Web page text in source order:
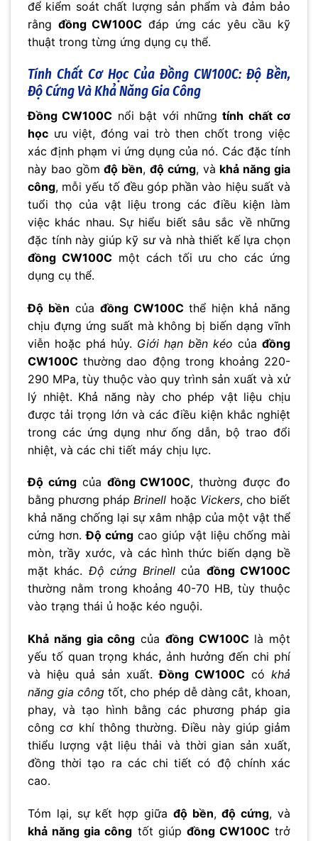
để kiểm soát chất lượng sản phẩm và đảm bảo
rằng đồng CW100C đáp ứng các yêu cầu kỹ
thuật trong từng ứng dụng cụ thể.
Tính Chất Cơ Học Của Đồng CW100C: Độ Bền,
Độ Cứng Và Khả Năng Gia Công
Đồng CW100C nổi bật với nhữngtính chất cơ
học ưu việt, đóng vai trò then chốt trong việc
xác định phạm vi ứng dụng của nó. Các đặc tính
này bao gồmđộ bền,độ cứng, và khả năng gia
công, mỗi yếu tố đều góp phần vào hiệu suất và
tuổi thọ của vật liệu trong các điều kiện làm
việc khác nhau. Sự hiểu biết sâu sắc về những
đặc tính này giúp kỹ sư và nhà thiết kế lựa chọn
đồng CW100Cmột cách tối ưu cho các ứng
dụng cụ thể.
Độ bền của đồng CW100Cthể hiện khả năng
chịu đựng ứng suất mà không bị biến dạng vĩnh
viễn hoặc phá hủy. Giới hạn bền kéo của đồng
CW100C thường dao động trong khoảng 220-
290 MPa, tùy thuộc vào quy trình sản xuất và xử
lý nhiệt. Khả năng này cho phép vật liệu chịu
được tải trọng lớn và các điều kiện khắc nghiệt
trong các ứng dụng như ống dẫn, bộ trao đổi
nhiệt, và các chi tiết máy chịu lực.
Độ cứngcủa đồng CW100C, thường được đo
bằng phương phápBrinell hoặc Vickers, cho biết
khả năng chống lại sự xâm nhập của một vật thể
cứng hơn.Độ cứng cao giúp vật liệu chống mài
mòn, trầy xước, và các hình thức biến dạng bề
mặt khác. Độ cứng Brinell của đồng CW100C
thường nằm trong khoảng 40-70 HB, tùy thuộc
vào trạng thái ủ hoặc kéo nguội.
Khả năng gia công của đồng CW100Clà một
yếu tố quan trọng khác, ảnh hưởng đến chi phí
và hiệu quả sản xuất.Đồng CW100C có khả
năng gia công tốt, cho phép dễ dàng cắt, khoan,
phay, và tạo hình bằng các phương pháp gia
công cơ khí thông thường. Điều này giúp giảm
thiểu lượng vật liệu thải và thời gian sản xuất,
đồng thời tạo ra các chi tiết có độ chính xác
cao.
Tóm lại, sự kết hợp giữa độ bền,độ cứng, và
khả năng gia công tốt giúp đồng CW100Ctrở